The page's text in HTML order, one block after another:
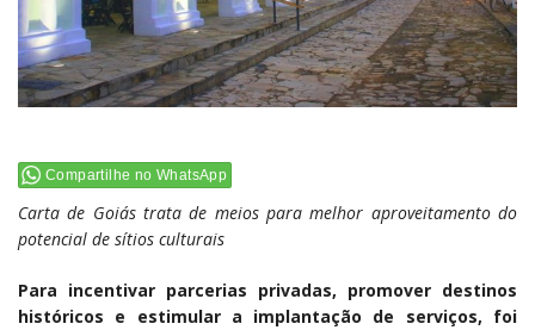
Compartilhe no WhatsApp
Carta de Goiás trata de meios para melhor aproveitamento do
potencial de sítios culturais
Para incentivar parcerias privadas, promover destinos
históricos e estimular a implantação de serviços, foi